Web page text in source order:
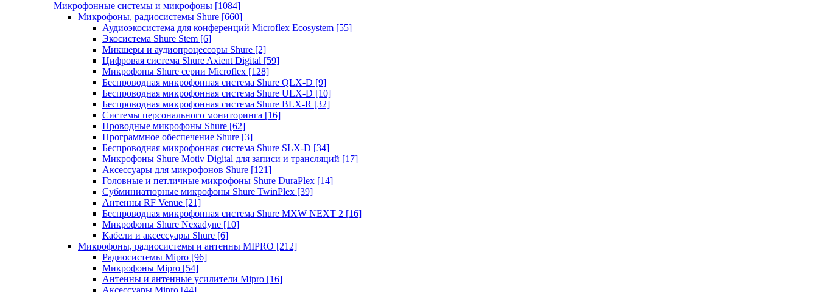
Микрофонные системы и микрофоны [1084]
Микрофоны, радиосистемы Shure [660]
Аудиоэкосистема для конференций Microflex Ecosystem [55]
Экосистема Shure Stem [6]
Микшеры и аудиопроцессоры Shure [2]
Цифровая система Shure Axient Digital [59]
Микрофоны Shure серии Microflex [128]
Беспроводная микрофонная система Shure QLX-D [9]
Беспроводная микрофонная система Shure ULX-D [10]
Беспроводная микрофонная система Shure BLX-R [32]
Системы персонального мониторинга [16]
Проводные микрофоны Shure [62]
Программное обеспечение Shure [3]
Беспроводная микрофонная система Shure SLX-D [34]
Микрофоны Shure Motiv Digital для записи и трансляций [17]
Аксессуары для микрофонов Shure [121]
Головные и петличные микрофоны Shure DuraPlex [14]
Субминиатюрные микрофоны Shure TwinPlex [39]
Антенны RF Venue [21]
Беспроводная микрофонная система Shure MXW NEXT 2 [16]
Микрофоны Shure Nexadyne [10]
Кабели и аксессуары Shure [6]
Микрофоны, радиосистемы и антенны MIPRO [212]
Радиосистемы Mipro [96]
Микрофоны Mipro [54]
Антенны и антенные усилители Mipro [16]
Аксессуары Mipro [44]